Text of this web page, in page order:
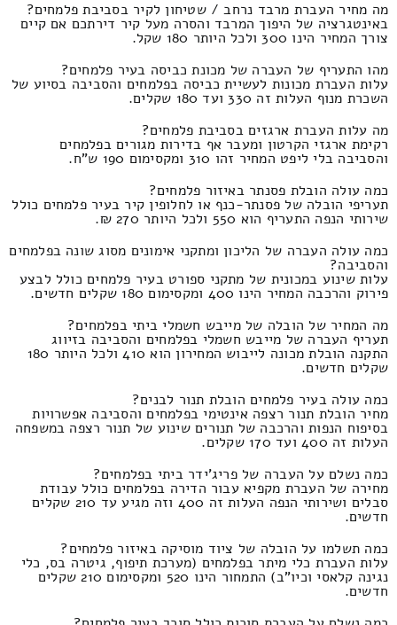
מה מחיר העברת מרבד נרחב / שטיחון לקיר בסביבת פלמחים?
באינטגרציה של היפוך המרבד והסרה מעל קיר דירתכם אם קיים
צורך המחיר הינו 300 ולכל היותר 180 שקל.
מהו התעריף של העברה של מכונת כביסה בעיר פלמחים?
עלות העברת מכונות לעשיית כביסה בפלמחים והסביבה בסיוע של
השכרת מנוף העלות זה 330 ועד 180 שקלים.
מה עלות העברת ארגזים בסביבת פלמחים?
רקימת ארגזי הקרטון ומעבר אף בדירות מגורים בפלמחים
והסביבה בלי ליפט המחיר זהו 310 ומקסימום 190 ש"ח.
כמה עולה הובלת פסנתר באיזור פלמחים?
תעריפי הובלה של פסנתר-כנף או לחלופין קיר בעיר פלמחים כולל
שירותי הנפה התעריף הוא 550 ולכל היותר 270 ₪.
כמה עולה העברה של הליכון ומתקני אימונים מסוג שונה בפלמחים
והסביבה?
עלות שינוע במכונית של מתקני ספורט בעיר פלמחים כולל לבצע
פירוק והרכבה המחיר הינו 400 ומקסימום 180 שקלים חדשים.
מה המחיר של הובלה של מייבש חשמלי ביתי בפלמחים?
תעריף העברה של מייבש חשמלי בפלמחים והסביבה בזיווג
התקנה הובלת מכונה לייבוש המחירון הוא 410 ולכל היותר 180
שקלים חדשים.
כמה עולה בעיר פלמחים הובלת תנור לבנים?
מחיר הובלת תנור רצפה אינטימי בפלמחים והסביבה אפשרויות
בסיפוח הנפות והרכבה של תנורים שינוע של תנור רצפה במשפחה
העלות זה 400 ועד 170 שקלים.
כמה נשלם על העברה של פריג'ידר ביתי בפלמחים?
מחירה של העברת מקפיא עבור הדירה בפלמחים כולל עבודת
סבלים ושירותי הנפה העלות זה 400 וזה מגיע עד 210 שקלים
חדשים.
כמה תשלמו על הובלה של ציוד מוסיקה באיזור פלמחים?
עלות העברת כלי מיתר בפלמחים (מערכת תיפוף, גיטרה בס, כלי
נגינה קלאסי וכיו"ב) התמחור הינו 520 ומקסימום 210 שקלים
חדשים.